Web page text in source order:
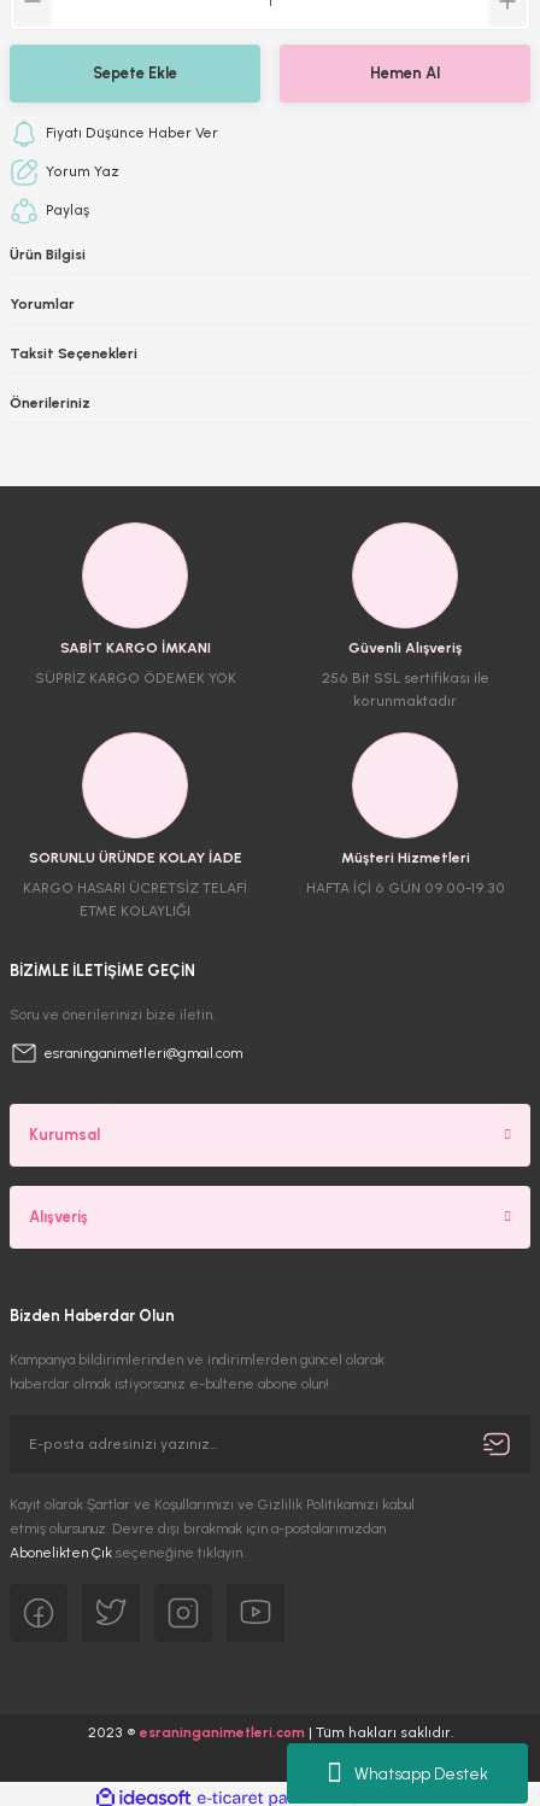
Whatsapp Destek
Sepete Ekle Hemen Al
Fiyatı Düşünce Haber Ver
Yorum Yaz
Paylaş
Ürün Bilgisi
Yorumlar
Taksit Seçenekleri
Önerileriniz
SABİT KARGO İMKANI
SÜPRİZ KARGO ÖDEMEK YOK
Güvenli Alışveriş
256 Bit SSL sertifikası ile
korunmaktadır
SORUNLU ÜRÜNDE KOLAY İADE
KARGO HASARI ÜCRETSİZ TELAFİ
ETME KOLAYLIĞI
Müşteri Hizmetleri
HAFTA İÇİ 6 GÜN 09.00-19.30
BİZİMLE İLETİŞİME GEÇİN
Soru ve önerilerinizi bize iletin.
esraninganimetleri@gmail.com
Kurumsal
Alışveriş
Bizden Haberdar Olun
Kampanya bildirimlerinden ve indirimlerden güncel olarak
haberdar olmak istiyorsanız e-bültene abone olun!
Kayıt olarak Şartlar ve Koşullarımızı ve Gizlilik Politikamızı kabul
etmiş olursunuz. Devre dışı bırakmak için a-postalarımızdan
Abonelikten Çık seçeneğine tıklayın.
2023 ® esraninganimetleri.com| Tüm hakları saklıdır.
ideasoft